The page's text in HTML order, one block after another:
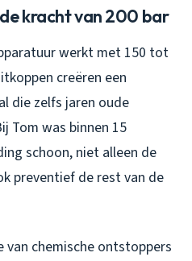
kracht van 200 bar
werkt met 150 tot
creëren een
die zelfs jaren oude
Tom was binnen 15
schoon, niet alleen de
preventief de rest van de
chemische ontstoppers